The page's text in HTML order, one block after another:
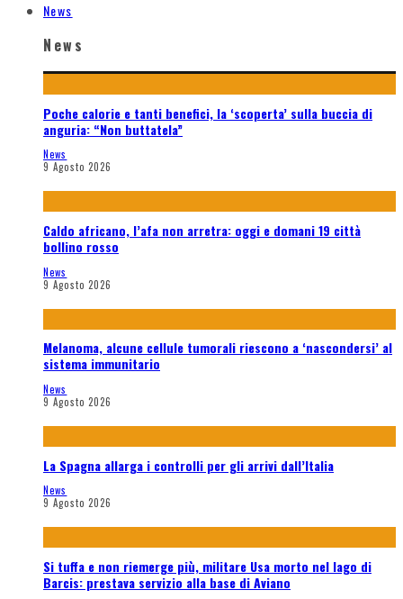
News
News
Poche calorie e tanti benefici, la ‘scoperta’ sulla buccia di
anguria: “Non buttatela”
News
9 Agosto 2026
Caldo africano, l’afa non arretra: oggi e domani 19 città
bollino rosso
News
9 Agosto 2026
Melanoma, alcune cellule tumorali riescono a ‘nascondersi’ al
sistema immunitario
News
9 Agosto 2026
La Spagna allarga i controlli per gli arrivi dall’Italia
News
9 Agosto 2026
Si tuffa e non riemerge più, militare Usa morto nel lago di
Barcis: prestava servizio alla base di Aviano